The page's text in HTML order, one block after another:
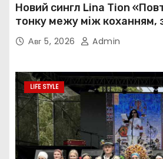
Новий сингл Lina Tion
тонку межу між коханням,
нав’язливою прив’язаністю
Авг 5, 2026 Admin
LIFE STYLE